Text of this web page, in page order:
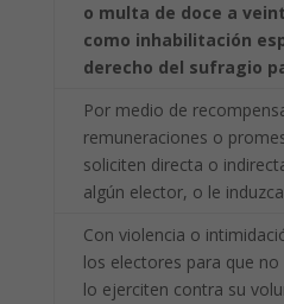
o multa de doce a
como inhabilitación
derecho del sufragio
Por medio de
remuneraciones o
soliciten directa o
algún elector, o le
Con violencia o
los electores para que
lo ejerciten contra su